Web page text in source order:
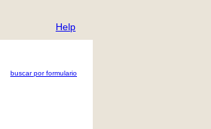
Help
buscar por formulario